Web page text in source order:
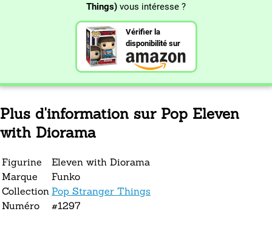
Things) vous intéresse ?
Vérifier la
disponibilité sur
Plus d'information sur Pop Eleven
with Diorama
Figurine
Eleven with Diorama
Marque
Funko
Collection Pop Stranger Things
Numéro
#1297